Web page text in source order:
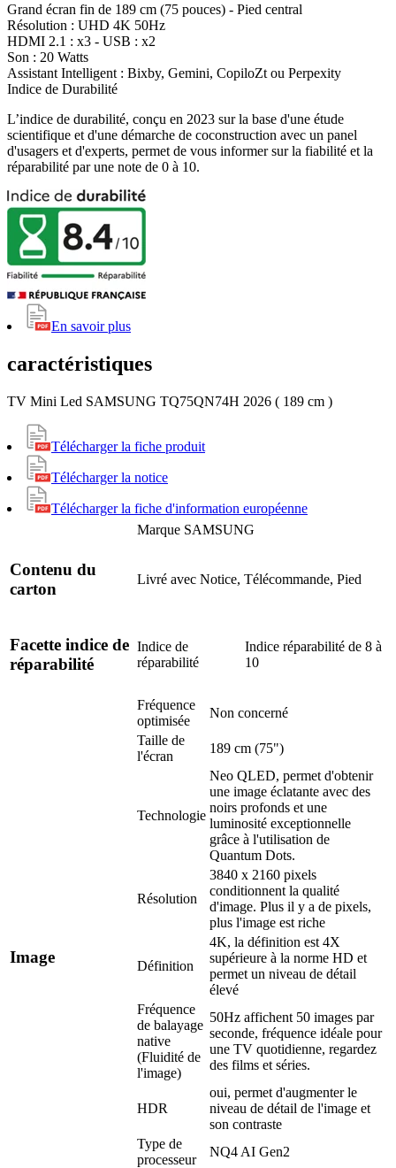
Grand écran fin de 189 cm (75 pouces) - Pied central
Résolution : UHD 4K 50Hz
HDMI 2.1 : x3 - USB : x2
Son : 20 Watts
Assistant Intelligent : Bixby, Gemini, CopiloZt ou Perpexity
Indice de Durabilité
L’indice de durabilité, conçu en 2023 sur la base d'une étude
scientifique et d'une démarche de coconstruction avec un panel
d'usagers et d'experts, permet de vous informer sur la fiabilité et la
réparabilité par une note de 0 à 10.
En savoir plus
caractéristiques
TV Mini Led SAMSUNG TQ75QN74H 2026 ( 189 cm )
Télécharger la fiche produit
Télécharger la notice
Télécharger la fiche d'information européenne
Marque SAMSUNG
Contenu du
carton
Livré avec Notice, Télécommande, Pied
Facette indice de
réparabilité
Indice de
réparabilité
Indice réparabilité de 8 à
10
Image
Fréquence
optimisée
Non concerné
Taille de
l'écran
189 cm (75")
Technologie
Neo QLED, permet d'obtenir
une image éclatante avec des
noirs profonds et une
luminosité exceptionnelle
grâce à l'utilisation de
Quantum Dots.
Résolution
3840 x 2160 pixels
conditionnent la qualité
d'image. Plus il y a de pixels,
plus l'image est riche
Définition
4K, la définition est 4X
supérieure à la norme HD et
permet un niveau de détail
élevé
Fréquence
de balayage
native
(Fluidité de
l'image)
50Hz affichent 50 images par
seconde, fréquence idéale pour
une TV quotidienne, regardez
des films et séries.
HDR
oui, permet d'augmenter le
niveau de détail de l'image et
son contraste
Type de
processeur
NQ4 AI Gen2